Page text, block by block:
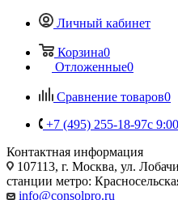
Личный кабинет
Корзина0
Отложенные0
Сравнение товаров0
+7 (495) 255-18-97с
Контактная информация
107113, г. Москва, ул.
станции метро:
info@consolpro.ru